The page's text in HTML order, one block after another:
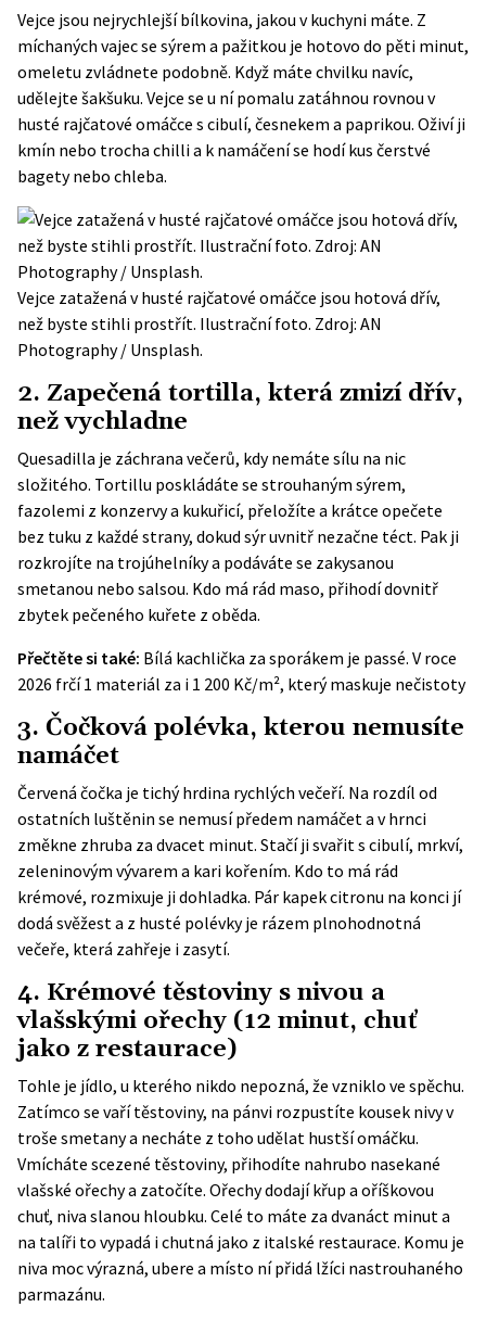
Vejce jsou nejrychlejší bílkovina, jakou v kuchyni máte. Z
míchaných vajec se sýrem a pažitkou je hotovo do pěti minut,
omeletu zvládnete podobně. Když máte chvilku navíc,
udělejte šakšuku. Vejce se u ní pomalu zatáhnou rovnou v
husté rajčatové omáčce s cibulí, česnekem a paprikou. Oživí ji
kmín nebo trocha chilli a k namáčení se hodí kus čerstvé
bagety nebo chleba.
Vejce zatažená v husté rajčatové omáčce jsou hotová dřív,
než byste stihli prostřít. Ilustrační foto. Zdroj: AN
Photography / Unsplash.
2. Zapečená tortilla, která zmizí dřív,
než vychladne
Quesadilla je záchrana večerů, kdy nemáte sílu na nic
složitého. Tortillu poskládáte se strouhaným sýrem,
fazolemi z konzervy a kukuřicí, přeložíte a krátce opečete
bez tuku z každé strany, dokud sýr uvnitř nezačne téct. Pak ji
rozkrojíte na trojúhelníky a podáváte se zakysanou
smetanou nebo salsou. Kdo má rád maso, přihodí dovnitř
zbytek pečeného kuřete z oběda.
Přečtěte si také: Bílá kachlička za sporákem je passé. V roce
2026 frčí 1 materiál za i 1 200 Kč/m², který maskuje nečistoty
3. Čočková polévka, kterou nemusíte
namáčet
Červená čočka je tichý hrdina rychlých večeří. Na rozdíl od
ostatních luštěnin se nemusí předem namáčet a v hrnci
změkne zhruba za dvacet minut. Stačí ji svařit s cibulí, mrkví,
zeleninovým vývarem a kari kořením. Kdo to má rád
krémové, rozmixuje ji dohladka. Pár kapek citronu na konci jí
dodá svěžest a z husté polévky je rázem plnohodnotná
večeře, která zahřeje i zasytí.
4. Krémové těstoviny s nivou a
vlašskými ořechy (12 minut, chuť
jako z restaurace)
Tohle je jídlo, u kterého nikdo nepozná, že vzniklo ve spěchu.
Zatímco se vaří těstoviny, na pánvi rozpustíte kousek nivy v
troše smetany a necháte z toho udělat hustší omáčku.
Vmícháte scezené těstoviny, přihodíte nahrubo nasekané
vlašské ořechy a zatočíte. Ořechy dodají křup a oříškovou
chuť, niva slanou hloubku. Celé to máte za dvanáct minut a
na talíři to vypadá i chutná jako z italské restaurace. Komu je
niva moc výrazná, ubere a místo ní přidá lžíci nastrouhaného
parmazánu.